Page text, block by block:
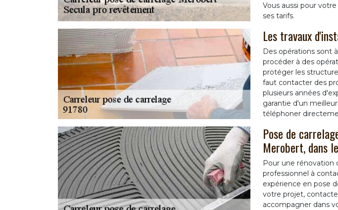
Vous aussi pour
ses tarifs.
Les travaux
Des opérations sont
procéder à des
protéger les
faut contacter des
plusieurs années
garantie d'un
téléphoner
Pose de
Merobert, dans
Pour une rénovation
professionnel à
expérience en pose
votre projet,
accompagner dans